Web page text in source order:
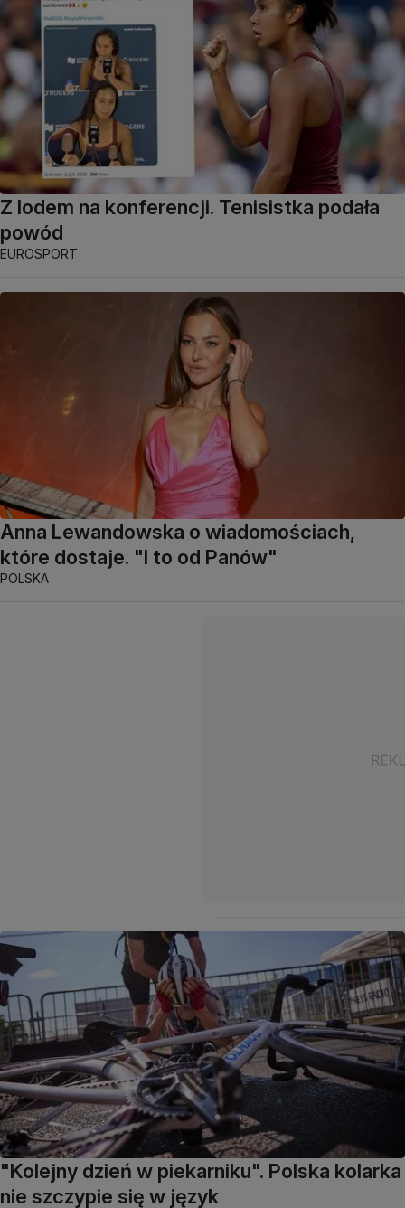
Z lodem na konferencji. Tenisistka podała
powód
EUROSPORT
Anna Lewandowska o wiadomościach,
które dostaje. "I to od Panów"
POLSKA
"Kolejny dzień w piekarniku". Polska kolarka
nie szczypie się w język